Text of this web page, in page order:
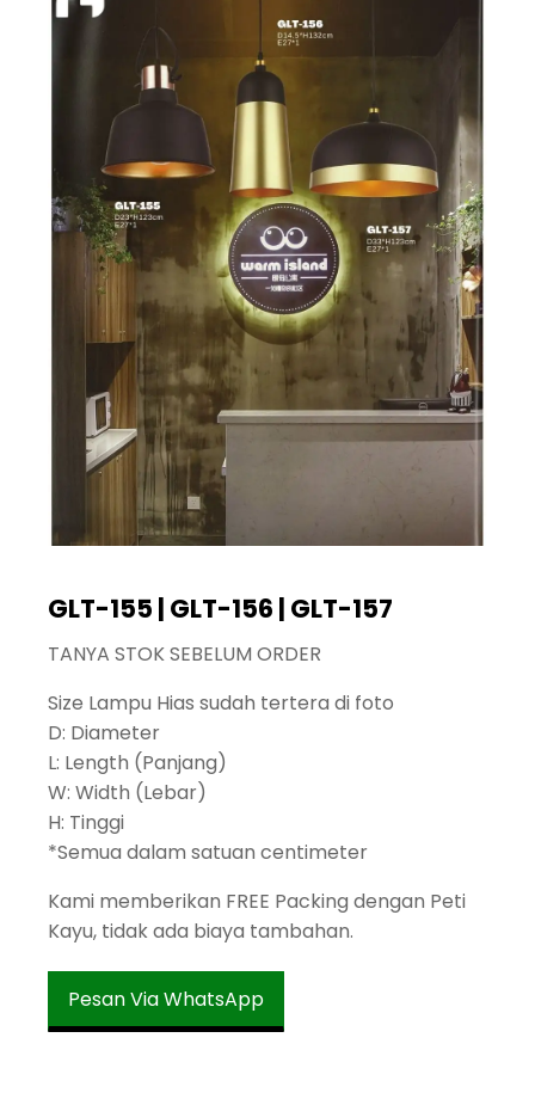
GLT-155 | GLT-156 | GLT-157
TANYA STOK SEBELUM ORDER
Size Lampu Hias sudah tertera di foto
D: Diameter
L: Length (Panjang)
W: Width (Lebar)
H: Tinggi
*Semua dalam satuan centimeter
Kami memberikan FREE Packing dengan Peti
Kayu, tidak ada biaya tambahan.
Pesan Via WhatsApp